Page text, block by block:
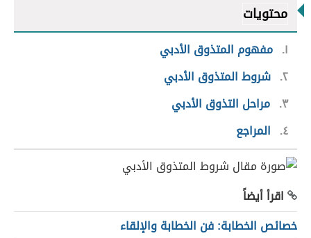
محتويات
١ مفهوم المتذوق الأدبي
٢ شروط المتذوق الأدبي
٣ مراحل التذوق الأدبي
٤
المراجع
اقرأ أيضاً
خصائص الخطابة: فن الخطابة والإلقاء